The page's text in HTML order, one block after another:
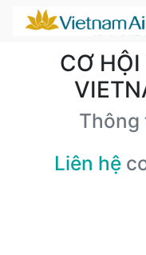
CƠ
Thông
Liên hệ